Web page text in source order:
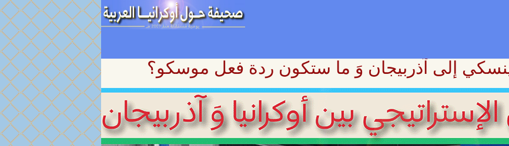
إلى آذربيجان وَ ما ستكون ردة فعل موسكو؟